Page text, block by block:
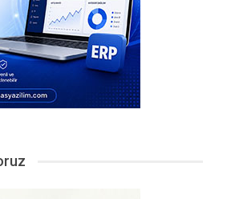
standart ekipmanı
bir derinlikte. Deniz biyolojisi
ışığından uzakta, daha önce
yerlerde besin ağları
geliyor.
yeraltı bataryasıdır. Bu
tabanından metan ve